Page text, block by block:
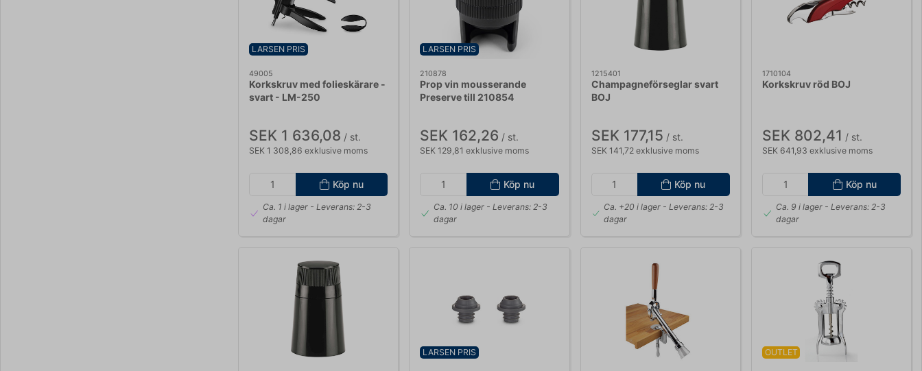
LARSEN PRIS
49005
Korkskruv med folieskärare -
svart - LM-250
SEK 1 636,08 / st.
SEK 1 308,86 exklusive moms
Köp nu
Ca. 1 i lager - Leverans: 2-3
dagar
LARSEN PRIS
210878
Prop vin mousserande
Preserve till 210854
SEK 162,26 / st.
SEK 129,81 exklusive moms
Köp nu
Ca. 10 i lager- Leverans: 2-3
dagar
1215401
Champagneförseglar svart
BOJ
SEK 177,15 / st.
SEK 141,72 exklusive moms
Köp nu
Ca. +20 i lager - Leverans: 2-3
dagar
1710104
Korkskruv röd BOJ
SEK 802,41 / st.
SEK 641,93 exklusive moms
Köp nu
Ca. 9 i lager- Leverans: 2-3
dagar
LARSEN PRIS OUTLET